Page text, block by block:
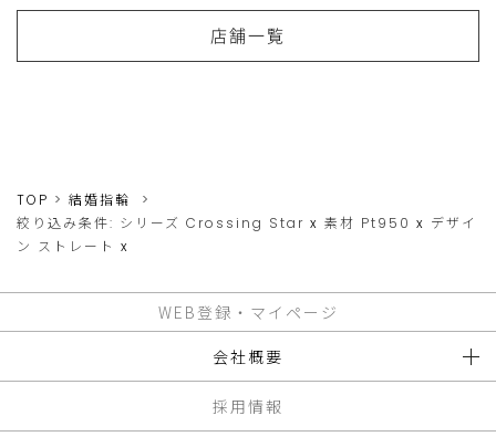
店舗一覧
TOP
結婚指輪
絞り込み条件: シリーズ Crossing Star x 素材 Pt950 x デザイ
ン ストレート x
WEB登録・マイページ
会社概要
採用情報